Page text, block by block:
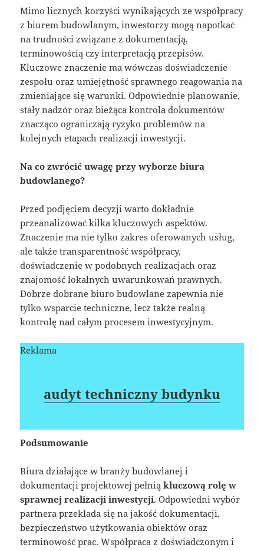
Mimo licznych korzyści wynikających ze współpracy
z biurem budowlanym, inwestorzy mogą napotkać
na trudności związane z dokumentacją,
terminowością czy interpretacją przepisów.
Kluczowe znaczenie ma wówczas doświadczenie
zespołu oraz umiejętność sprawnego reagowania na
zmieniające się warunki. Odpowiednie planowanie,
stały nadzór oraz bieżąca kontrola dokumentów
znacząco ograniczają ryzyko problemów na
kolejnych etapach realizacji inwestycji.
Na co zwrócić uwagę przy wyborze biura
budowlanego?
Przed podjęciem decyzji warto dokładnie
przeanalizować kilka kluczowych aspektów.
Znaczenie ma nie tylko zakres oferowanych usług,
ale także transparentność współpracy,
doświadczenie w podobnych realizacjach oraz
znajomość lokalnych uwarunkowań prawnych.
Dobrze dobrane biuro budowlane zapewnia nie
tylko wsparcie techniczne, lecz także realną
kontrolę nad całym procesem inwestycyjnym.
Reklama
audyt techniczny budynku
Podsumowanie
Biura działające w branży budowlanej i
dokumentacji projektowej pełniąkluczową rolę w
sprawnej realizacji inwestycji. Odpowiedni wybór
partnera przekłada się na jakość dokumentacji,
bezpieczeństwo użytkowania obiektów oraz
terminowość prac. Współpraca z doświadczonym i